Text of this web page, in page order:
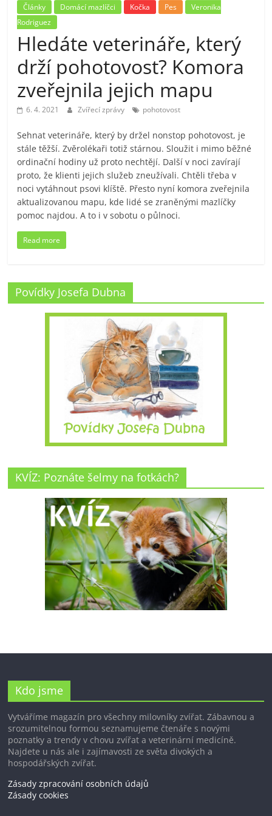
Články Domácí mazlíčci Kočka Pes
Veronika
Rodriguez
Hledáte veterináře, který
drží pohotovost? Komora
zveřejnila jejich mapu
6. 4. 2021 Zvířecí zprávy pohotovost
Sehnat veterináře, který by držel nonstop pohotovost, je
stále těžší. Zvěrolékaři totiž stárnou. Sloužit i mimo běžné
ordinační hodiny už proto nechtějí. Další v noci zavírají
proto, že klienti jejich služeb zneužívali. Chtěli třeba v
noci vytáhnout psovi klíště. Přesto nyní komora zveřejnila
aktualizovanou mapu, kde lidé se zraněnými mazlíčky
pomoc najdou. A to i v sobotu o půlnoci.
Read more
Povídky Josefa Dubna
KVÍZ: Poznáte šelmy na fotkách?
Kdo jsme
Vytváříme magazín pro všechny milovníky zvířat. Zábavnou a
srozumitelnou formou seznamujeme čtenáře s novými
poznatky a trendy v chovu zvířat a veterinární medicíně.
Najdete u nás ale i zajímavosti ze světa divokých a
hospodářských zvířat.
Zásady zpracování osobních údajů
Zásady cookies